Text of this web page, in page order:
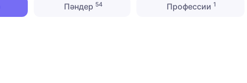
Пәндер 54 Профессии 1